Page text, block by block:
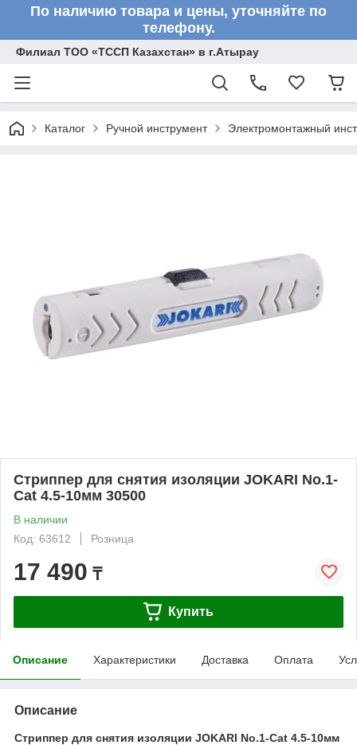
По наличию товара и цены, уточняйте по
телефону.
Филиал ТОО «ТССП Казахстан» в г.Атырау
Каталог Ручной инструмент Электромонтажный
Стриппер для снятия изоляции JOKARI No.1-
Cat 4.5-10мм 30500
В наличии
Код: 63612
Розница
17 490 ₸
Купить
Описание Характеристики Доставка Оплата
Описание
Стриппер для снятия изоляции JOKARI No.1-Cat 4.5-10мм